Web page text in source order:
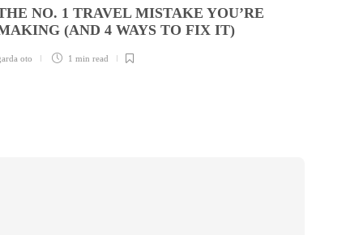
NO. 1 TRAVEL MISTAKE YOU’RE
(AND 4 WAYS TO FIX IT)
oto 1 min read